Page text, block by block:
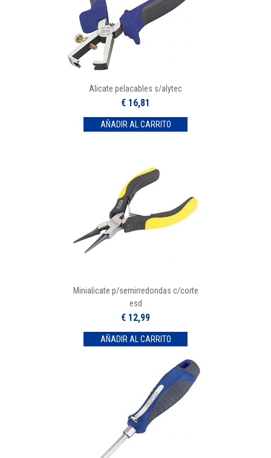
Alicate pelacables s/alytec
€ 16,81
Minialicate p/semirredondas c/corte
esd
€ 12,99